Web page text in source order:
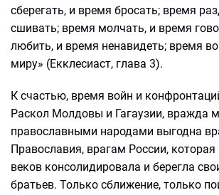
сберегать, и время бросать; время
сшивать; время молчать, и время
любить, и время ненавидеть; время
миру» (Екклесиаст, глава 3).
К счастью, время войн и
Раскол Молдовы и Гагаузии, вражда
православными народами выгодна
Православия, врагам России,
веков консолидировала и берегла
братьев. Только сближение, только